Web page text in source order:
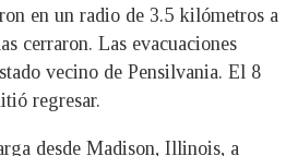
en un radio de 3.5 kilómetros a
cerraron. Las evacuaciones
vecino de Pensilvania. El 8
regresar.
desde Madison, Illinois, a